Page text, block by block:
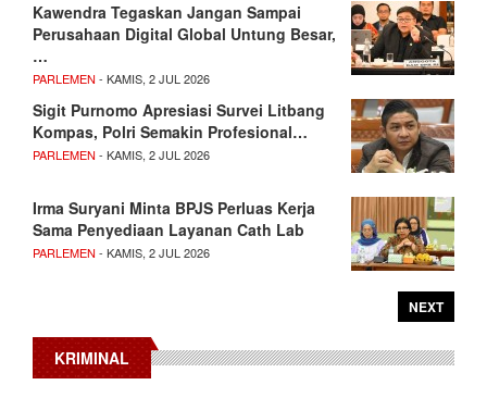
Kawendra Tegaskan Jangan Sampai
Perusahaan Digital Global Untung Besar,
…
PARLEMEN - KAMIS, 2 JUL 2026
Sigit Purnomo Apresiasi Survei Litbang
Kompas, Polri Semakin Profesional…
PARLEMEN - KAMIS, 2 JUL 2026
Irma Suryani Minta BPJS Perluas Kerja
Sama Penyediaan Layanan Cath Lab
PARLEMEN - KAMIS, 2 JUL 2026
NEXT
KRIMINAL